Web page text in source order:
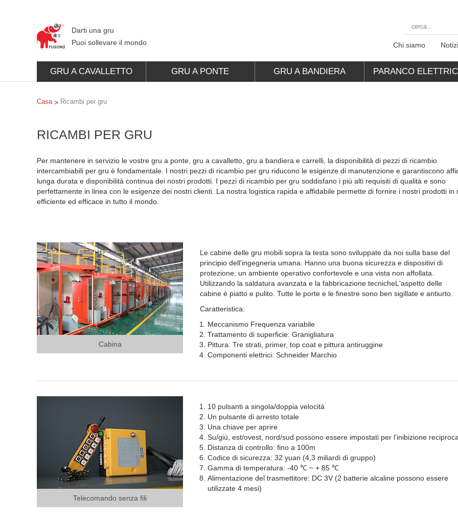
Darti una gru
Puoi sollevare il mondo
Chi siamo
GRU A CAVALLETTO GRU A PONTE GRU A BANDIERA PARANCO
Casa> Ricambi per gru
RICAMBI PER GRU
Per mantenere in servizio le vostre gru a ponte, gru a cavalletto, gru a bandiera e carrelli, la disponibilità di pezzi di ricambio
intercambiabili per gru è fondamentale. I nostri pezzi di ricambio per gru riducono le esigenze di manutenzione e garantiscono
lunga durata e disponibilità continua dei nostri prodotti. I pezzi di ricambio per gru soddisfano i più alti requisiti di qualità e sono
perfettamente in linea con le esigenze dei nostri clienti. La nostra logistica rapida e affidabile permette di fornire i nostri prodotti in
efficiente ed efficace in tutto il mondo.
Cabina
Le cabine delle gru mobili sopra la testa sono sviluppate da noi sulla base del
principio dell'ingegneria umana. Hanno una buona sicurezza e dispositivi di
protezione, un ambiente operativo confortevole e una vista non affollata.
Utilizzando la saldatura avanzata e la fabbricazione tecnicheL'aspetto delle
cabine è piatto e pulito. Tutte le porte e le finestre sono ben sigillate e antiurto.
Caratteristica:
Meccanismo Frequenza variabile
Trattamento di superficie: Granigliatura
Pittura: Tre strati, primer, top coat e pittura antiruggine
Componenti elettrici: Schneider Marchio
Telecomando senza fili
10 pulsanti a singola/doppia velocità
Un pulsante di arresto totale
Una chiave per aprire
Su/giù, est/ovest, nord/sud possono essere impostati per l'inibizione reciproca
Distanza di controllo: fino a 100m
Codice di sicurezza: 32 yuan (4,3 miliardi di gruppo)
Gamma di temperatura: -40 ℃ ~ + 85 ℃
Alimentazione del trasmettitore: DC 3V (2 batterie alcaline possono essere
utilizzate 4 mesi)